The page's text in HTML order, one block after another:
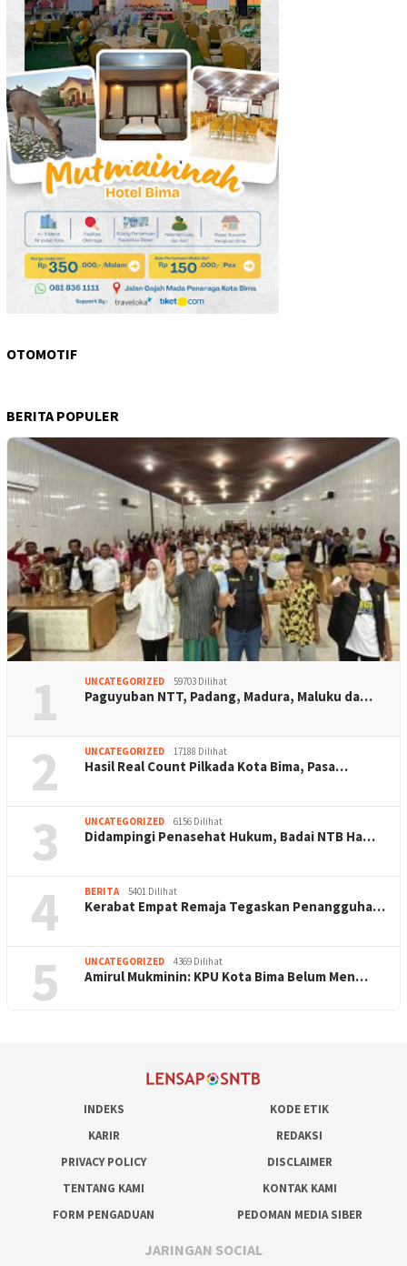
OTOMOTIF
BERITA POPULER
1 UNCATEGORIZED 59703 Dilihat
Paguyuban NTT, Padang, Madura, Maluku da…
2 UNCATEGORIZED 17188 Dilihat
Hasil Real Count Pilkada Kota Bima, Pasa…
3 UNCATEGORIZED 6156 Dilihat
Didampingi Penasehat Hukum, Badai NTB Ha…
4 BERITA 5401 Dilihat
Kerabat Empat Remaja Tegaskan Penangguha…
5 UNCATEGORIZED 4369 Dilihat
Amirul Mukminin: KPU Kota Bima Belum Men…
INDEKS
KODE ETIK
KARIR
REDAKSI
PRIVACY POLICY
DISCLAIMER
TENTANG KAMI
KONTAK KAMI
FORM PENGADUAN
PEDOMAN MEDIA SIBER
JARINGAN SOCIAL